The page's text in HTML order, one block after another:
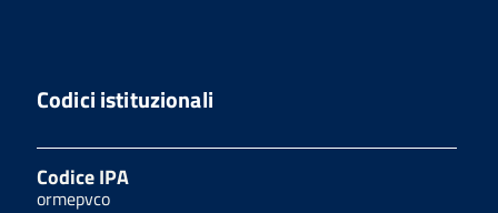
Codici istituzionali
Codice IPA
ormepvco